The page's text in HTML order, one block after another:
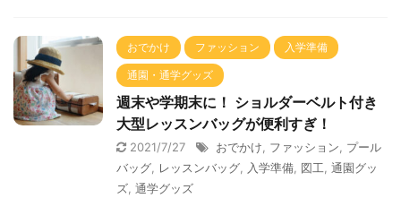
おでかけ ファッション 入学準備
通園・通学グッズ
週末や学期末に！ ショルダーベルト付き
大型レッスンバッグが便利すぎ！
2021/7/27 おでかけ ファッション
プール
バッグ
レッスンバッグ 入学準備 図工 通園グッ
ズ 通学グッズ